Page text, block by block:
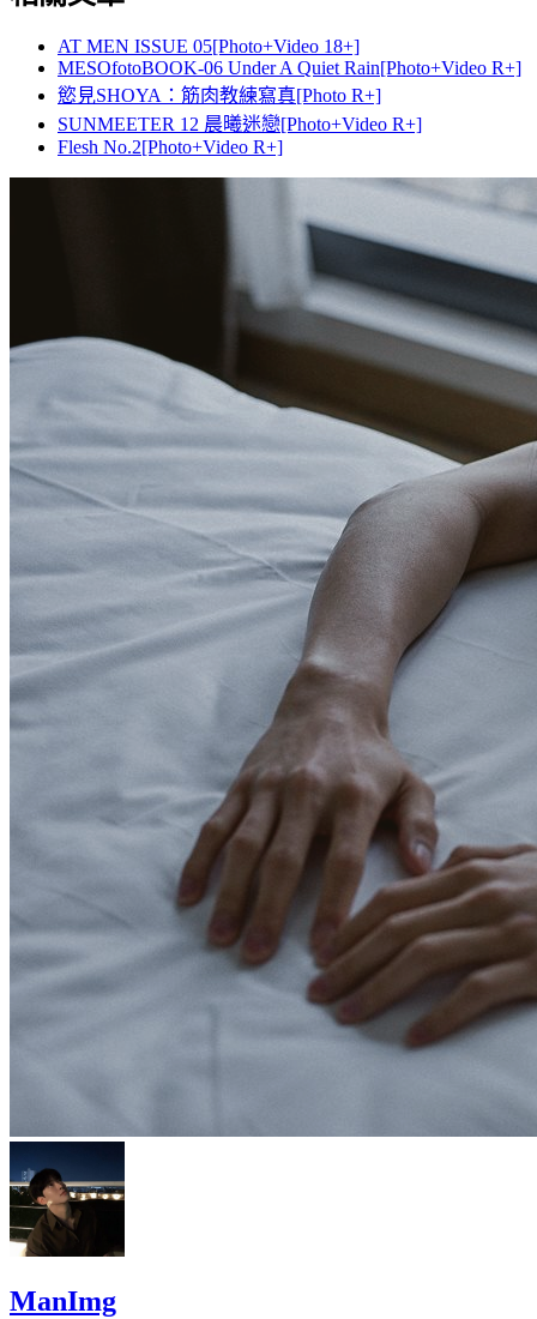
AT MEN ISSUE 05[Photo+Video 18+]
MESOfotoBOOK-06 Under A Quiet Rain[Photo+Video R+]
慾見SHOYA：筋肉教練寫真[Photo R+]
SUNMEETER 12 晨曦迷戀[Photo+Video R+]
Flesh No.2[Photo+Video R+]
ManImg